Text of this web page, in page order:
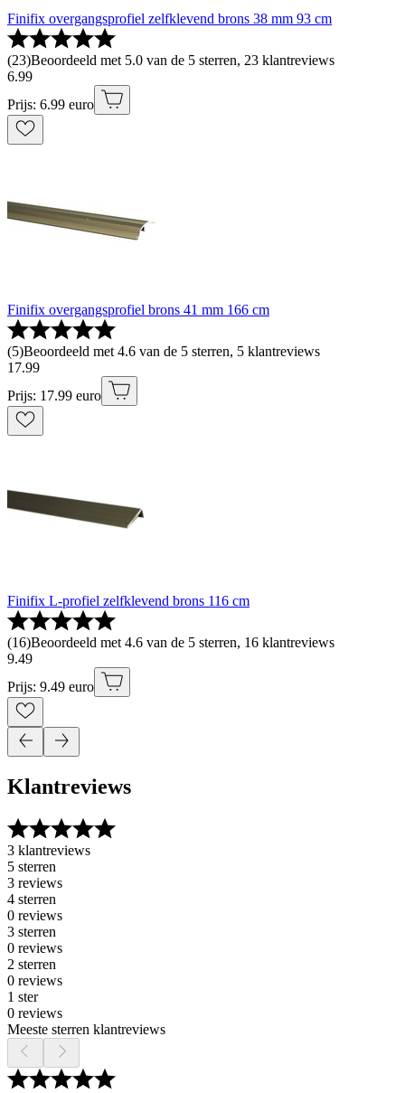
Finifix overgangsprofiel zelfklevend brons 38 mm 93 cm
(23)Beoordeeld met 5.0 van de 5 sterren, 23 klantreviews
6.99
Prijs: 6.99 euro
Finifix overgangsprofiel brons 41 mm 166 cm
(5)Beoordeeld met 4.6 van de 5 sterren, 5 klantreviews
17.99
Prijs: 17.99 euro
Finifix L-profiel zelfklevend brons 116 cm
(16)Beoordeeld met 4.6 van de 5 sterren, 16 klantreviews
9.49
Prijs: 9.49 euro
Klantreviews
3 klantreviews
5 sterren
3 reviews
4 sterren
0 reviews
3 sterren
0 reviews
2 sterren
0 reviews
1 ster
0 reviews
Meeste sterren klantreviews